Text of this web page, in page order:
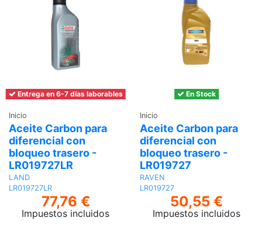
Entrega en 6-7 días laborables
Inicio
Aceite Carbon para
diferencial con
bloqueo trasero -
LR019727LR
LAND
LR019727LR
77,76 €
Impuestos incluidos
En Stock
Inicio
Aceite Carbon para
diferencial con
bloqueo trasero -
LR019727
RAVEN
LR019727
50,55 €
Impuestos incluidos